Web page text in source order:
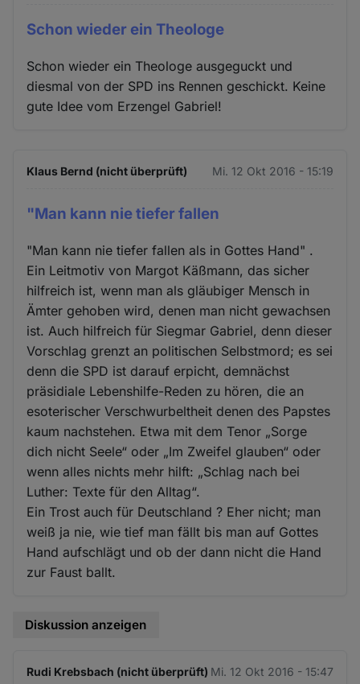
Schon wieder ein Theologe
Schon wieder ein Theologe ausgeguckt und
diesmal von der SPD ins Rennen geschickt. Keine
gute Idee vom Erzengel Gabriel!
Klaus Bernd (nicht überprüft) Mi. 12 Okt 2016 - 15:19
"Man kann nie tiefer fallen
"Man kann nie tiefer fallen als in Gottes Hand" .
Ein Leitmotiv von Margot Käßmann, das sicher
hilfreich ist, wenn man als gläubiger Mensch in
Ämter gehoben wird, denen man nicht gewachsen
ist. Auch hilfreich für Siegmar Gabriel, denn dieser
Vorschlag grenzt an politischen Selbstmord; es sei
denn die SPD ist darauf erpicht, demnächst
präsidiale Lebenshilfe-Reden zu hören, die an
esoterischer Verschwurbeltheit denen des Papstes
kaum nachstehen. Etwa mit dem Tenor „Sorge
dich nicht Seele“ oder „Im Zweifel glauben“ oder
wenn alles nichts mehr hilft: „Schlag nach bei
Luther: Texte für den Alltag“.
Ein Trost auch für Deutschland ? Eher nicht; man
weiß ja nie, wie tief man fällt bis man auf Gottes
Hand aufschlägt und ob der dann nicht die Hand
zur Faust ballt.
Diskussion anzeigen
Rudi Krebsbach (nicht überprüft) Mi. 12 Okt 2016 - 15:47